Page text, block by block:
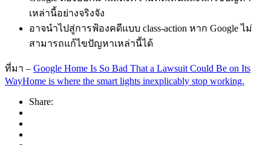
เหล่านี้อย่างจริงจัง
อาจนำไปสู่การฟ้องคดีแบบ class-action หาก Google ไม่
สามารถแก้ไขปัญหาเหล่านี้ได้
ที่มา – Google Home Is So Bad That a Lawsuit Could Be on Its
WayHome is where the smart lights inexplicably stop working.
Share: